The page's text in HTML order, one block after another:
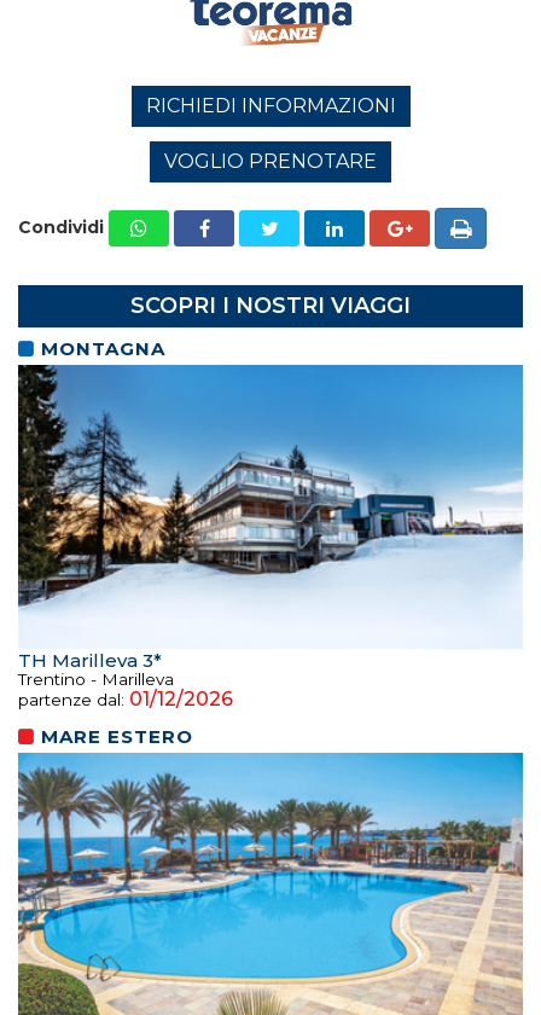
RICHIEDI INFORMAZIONI
VOGLIO PRENOTARE
Condividi
SCOPRI I NOSTRI VIAGGI
MONTAGNA
TH Marilleva 3*
Trentino - Marilleva
partenze dal: 01/12/2026
MARE ESTERO